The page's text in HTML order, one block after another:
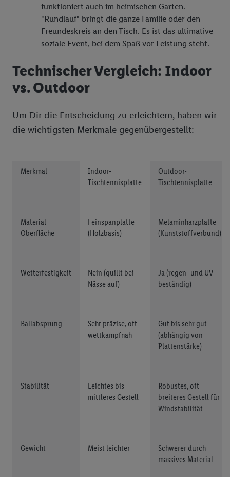
funktioniert auch im heimischen Garten.
"Rundlauf" bringt die ganze Familie oder den
Freundeskreis an den Tisch. Es ist das ultimative
soziale Event, bei dem Spaß vor Leistung steht.
Technischer Vergleich: Indoor
vs. Outdoor
Um Dir die Entscheidung zu erleichtern, haben wir
die wichtigsten Merkmale gegenübergestellt:
Merkmal
Indoor-
Tischtennisplatte
Outdoor-
Tischtennisplatte
Material
Oberfläche
Feinspanplatte
(Holzbasis)
Melaminharzplatte
(Kunststoffverbund)
Wetterfestigkeit
Nein (quillt bei
Nässe auf)
Ja (regen- und UV-
beständig)
Ballabsprung
Sehr präzise, oft
wettkampfnah
Gut bis sehr gut
(abhängig von
Plattenstärke)
Stabilität
Leichtes bis
mittleres Gestell
Robustes, oft
breiteres Gestell für
Windstabilität
Gewicht Meist leichter
Schwerer durch
massives Material